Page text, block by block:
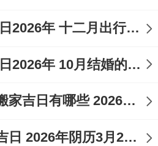
十二月出门黄道吉日2026年 十二月出行黄道吉日
十月份结婚黄道吉日2026年 10月结婚的黄道吉日2026年
2026年阳历1月份搬家吉日有哪些 2026年1月16适合搬家
2026阴历3月结婚吉日 2026年阴历3月26日结婚好吗